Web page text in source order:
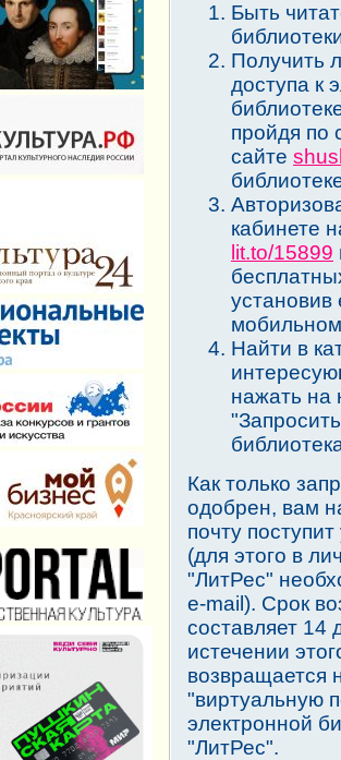
Быть
Получить
доступа к
пройдя по
сайте
кабинете
lit.to/15899
установив
Найти в
нажать на
Как только
одобрен, вам
почту
(для этого в
"ЛитРес"
e-mail). Срок
составляет 14
истечении
возвращается
"виртуальную
электронной
"ЛитРес".